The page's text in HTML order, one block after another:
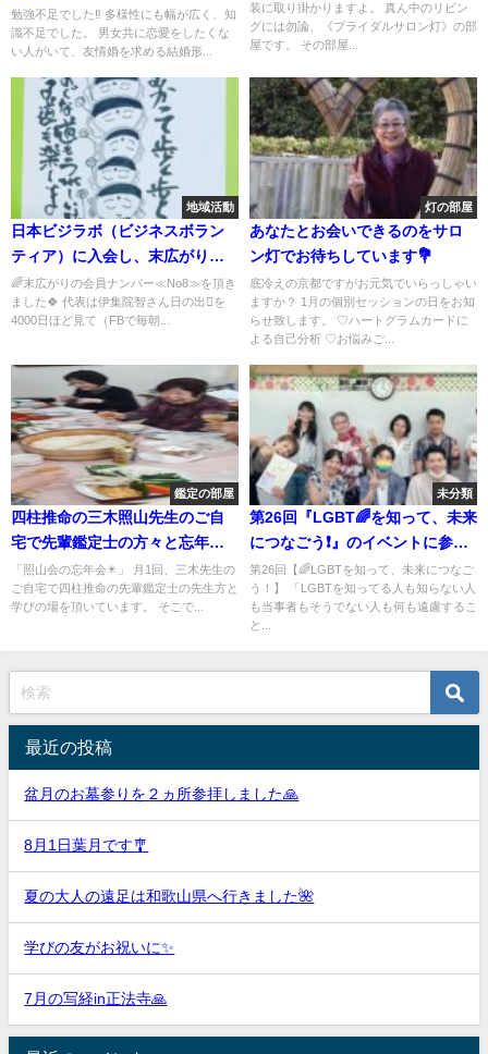
勉強不足でした‼️ 多様性にも幅が広く、知
識不足でした。 男女共に恋愛をしたくな
い人がいて、友情婚を求める結婚形...
装に取り掛かりますよ。 真ん中のリビン
グには勿論、《ブライダルサロン灯》の部
屋です。 その部屋...
地域活動
日本ビジラボ（ビジネスボラン
ティア）に入会し、末広がりの
番号8を頂きました💐 私を生か
して皆さまのお役に立てること
嬉しく、お仲間がおられるのも
🌈末広がりの会員ナンバー≪No8≫を頂き
ました🍀 代表は伊集院智さん日の出を
4000日ほど見て（FBで毎朝...
灯の部屋
あなたとお会いできるのをサロ
ン灯でお待ちしています💐
底冷えの京都ですがお元気でいらっしゃい
ますか？ 1月の個別セッションの日をお知
らせ致します。 ♡ハートグラムカードに
よる自己分析 ♡お悩みご...
鑑定の部屋
四柱推命の三木照山先生のご自
宅で先輩鑑定士の方々と忘年会
をしました💕
「照山会の忘年会✴️」 月1回、三木先生の
ご自宅で四柱推命の先輩鑑定士の先生方と
学びの場を頂いています。 そこで...
未分類
第26回『LGBT🌈を知って、未来
につなごう❗』のイベントに参加
しました。
第26回【🌈LGBTを知って、未来につなご
う！】 「LGBTを知ってる人も知らない人
も当事者もそうでない人も何も遠慮するこ
と...
最近の投稿
盆月のお墓参りを２ヵ所参拝しました🙏
8月1日葉月です🎐
夏の大人の遠足は和歌山県へ行きました🌺
学びの友がお祝いに✨
7月の写経in正法寺🙏